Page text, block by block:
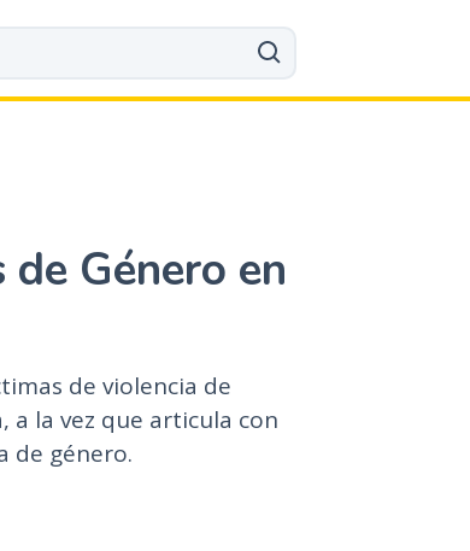
Género en
de violencia de
la vez que articula con
de género.